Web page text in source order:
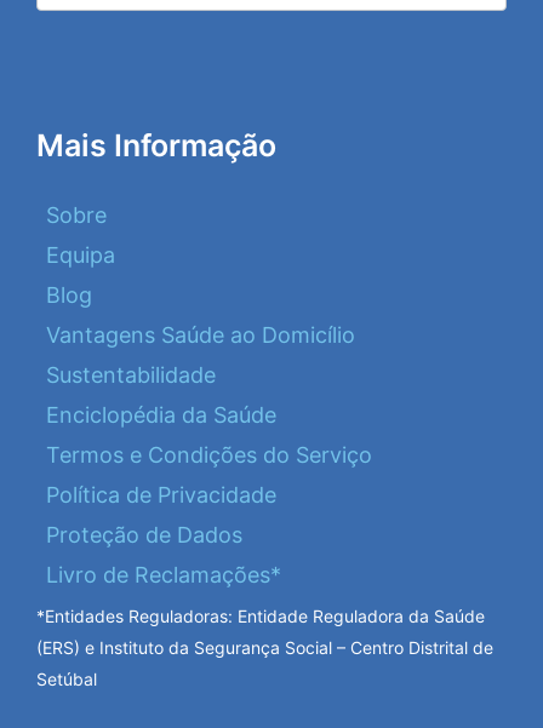
Mais Informação
Sobre
Equipa
Blog
Vantagens Saúde ao Domicílio
Sustentabilidade
Enciclopédia da Saúde
Termos e Condições do Serviço
Política de Privacidade
Proteção de Dados
Livro de Reclamações*
*Entidades Reguladoras: Entidade Reguladora da Saúde
(ERS) e Instituto da Segurança Social – Centro Distrital de
Setúbal